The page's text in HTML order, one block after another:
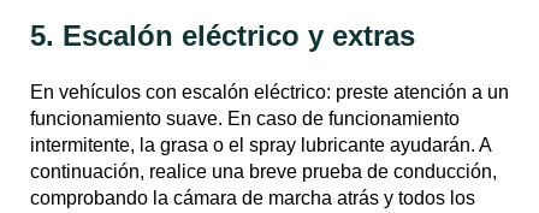
5. Escalón eléctrico y extras
En vehículos con escalón eléctrico: preste atención a un
funcionamiento suave. En caso de funcionamiento
intermitente, la grasa o el spray lubricante ayudarán. A
continuación, realice una breve prueba de conducción,
comprobando la cámara de marcha atrás y todos los